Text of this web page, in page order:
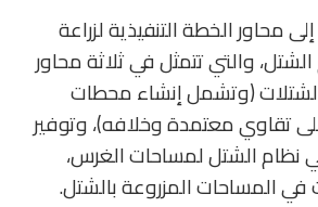
محاور الخطة التنفيذية لزراعة
والتي تتمثل في ثلاثة محاور
(وتشمل إنشاء محطات
تقاوي معتمدة وخلافه)، وتوفير
نظام الشتل لمساحات الغرس،
في المساحات المزروعة بالشتل.